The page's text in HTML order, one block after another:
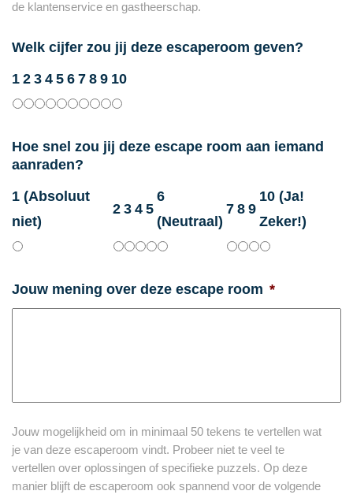
de klantenservice en gastheerschap.
Welk cijfer zou jij deze escaperoom geven?
1 2 3 4 5 6 7 8 9 10
Hoe snel zou jij deze escape room aan iemand
aanraden?
1 (Absoluut
niet)
2 3 4 5
6
(Neutraal)
7 8 9
10 (Ja!
Zeker!)
Jouw mening over deze escape room *
Jouw mogelijkheid om in minimaal 50 tekens te vertellen wat
je van deze escaperoom vindt. Probeer niet te veel te
vertellen over oplossingen of specifieke puzzels. Op deze
manier blijft de escaperoom ook spannend voor de volgende